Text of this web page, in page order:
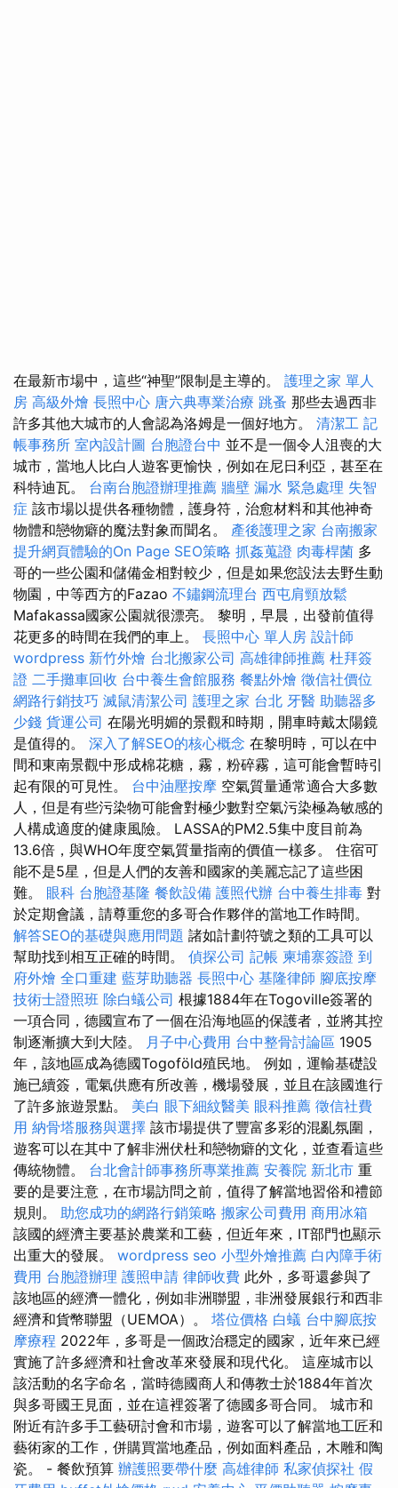
在最新市場中，這些“神聖”限制是主導的。 護理之家 單人
房 高級外燴 長照中心 唐六典專業治療 跳蚤 那些去過西非
許多其他大城市的人會認為洛姆是一個好地方。 清潔工 記
帳事務所 室內設計圖 台胞證台中 並不是一個令人沮喪的大
城市，當地人比白人遊客更愉快，例如在尼日利亞，甚至在
科特迪瓦。 台南台胞證辦理推薦 牆壁 漏水 緊急處理 失智
症 該市場以提供各種物體，護身符，治愈材料和其他神奇
物體和戀物癖的魔法對象而聞名。 產後護理之家 台南搬家
提升網頁體驗的On Page SEO策略 抓姦蒐證 肉毒桿菌 多
哥的一些公園和儲備金相對較少，但是如果您設法去野生動
物園，中等西方的Fazao 不鏽鋼流理台 西屯肩頸放鬆
Mafakassa國家公園就很漂亮。 黎明，早晨，出發前值得
花更多的時間在我們的車上。 長照中心 單人房 設計師
wordpress 新竹外燴 台北搬家公司 高雄律師推薦 杜拜簽
證 二手攤車回收 台中養生會館服務 餐點外燴 徵信社價位
網路行銷技巧 滅鼠清潔公司 護理之家 台北 牙醫 助聽器多
少錢 貨運公司 在陽光明媚的景觀和時期，開車時戴太陽鏡
是值得的。 深入了解SEO的核心概念 在黎明時，可以在中
間和東南景觀中形成棉花糖，霧，粉碎霧，這可能會暫時引
起有限的可見性。 台中油壓按摩 空氣質量通常適合大多數
人，但是有些污染物可能會對極少數對空氣污染極為敏感的
人構成適度的健康風險。 LASSA的PM2.5集中度目前為
13.6倍，與WHO年度空氣質量指南的價值一樣多。 住宿可
能不是5星，但是人們的友善和國家的美麗忘記了這些困
難。 眼科 台胞證基隆 餐飲設備 護照代辦 台中養生排毒 對
於定期會議，請尊重您的多哥合作夥伴的當地工作時間。
解答SEO的基礎與應用問題 諸如計劃符號之類的工具可以
幫助找到相互正確的時間。 偵探公司 記帳 柬埔寨簽證 到
府外燴 全口重建 藍芽助聽器 長照中心 基隆律師 腳底按摩
技術士證照班 除白蟻公司 根據1884年在Togoville簽署的
一項合同，德國宣布了一個在沿海地區的保護者，並將其控
制逐漸擴大到大陸。 月子中心費用 台中整骨討論區 1905
年，該地區成為德國Togoföld殖民地。 例如，運輸基礎設
施已續簽，電氣供應有所改善，機場發展，並且在該國進行
了許多旅遊景點。 美白 眼下細紋醫美 眼科推薦 徵信社費
用 納骨塔服務與選擇 該市場提供了豐富多彩的混亂氛圍，
遊客可以在其中了解非洲伏杜和戀物癖的文化，並查看這些
傳統物體。 台北會計師事務所專業推薦 安養院 新北市 重
要的是要注意，在市場訪問之前，值得了解當地習俗和禮節
規則。 助您成功的網路行銷策略 搬家公司費用 商用冰箱
該國的經濟主要基於農業和工藝，但近年來，IT部門也顯示
出重大的發展。 wordpress seo 小型外燴推薦 白內障手術
費用 台胞證辦理 護照申請 律師收費 此外，多哥還參與了
該地區的經濟一體化，例如非洲聯盟，非洲發展銀行和西非
經濟和貨幣聯盟（UEMOA）。 塔位價格 白蟻 台中腳底按
摩療程 2022年，多哥是一個政治穩定的國家，近年來已經
實施了許多經濟和社會改革來發展和現代化。 這座城市以
該活動的名字命名，當時德國商人和傳教士於1884年首次
與多哥國王見面，並在這裡簽署了德國多哥合同。 城市和
附近有許多手工藝研討會和市場，遊客可以了解當地工匠和
藝術家的工作，併購買當地產品，例如面料產品，木雕和陶
瓷。 - 餐飲預算 辦護照要帶什麼 高雄律師 私家偵探社 假